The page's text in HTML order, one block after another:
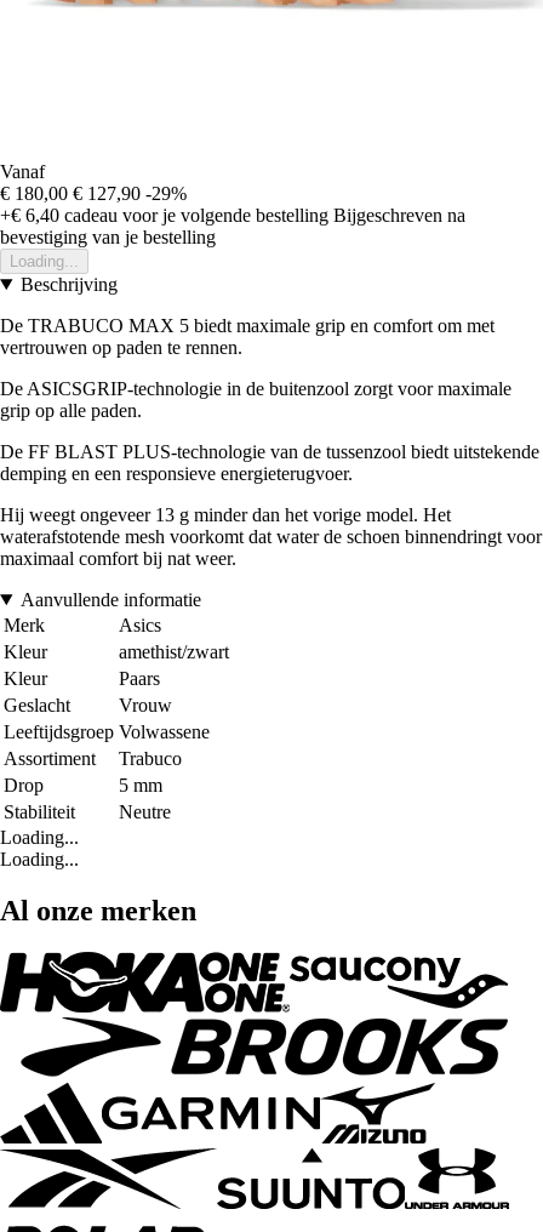
Vanaf
€ 180,00 € 127,90 -29%
+€ 6,40 cadeau voor je volgende bestelling Bijgeschreven na
bevestiging van je bestelling
Loading...
Beschrijving
De TRABUCO MAX 5 biedt maximale grip en comfort om met
vertrouwen op paden te rennen.
De ASICSGRIP-technologie in de buitenzool zorgt voor maximale
grip op alle paden.
De FF BLAST PLUS-technologie van de tussenzool biedt uitstekende
demping en een responsieve energieterugvoer.
Hij weegt ongeveer 13 g minder dan het vorige model. Het
waterafstotende mesh voorkomt dat water de schoen binnendringt voor
maximaal comfort bij nat weer.
Aanvullende informatie
Merk
Asics
Kleur
amethist/zwart
Kleur
Paars
Geslacht
Vrouw
Leeftijdsgroep Volwassene
Assortiment
Trabuco
Drop
5 mm
Stabiliteit
Neutre
Loading...
Loading...
Al onze merken